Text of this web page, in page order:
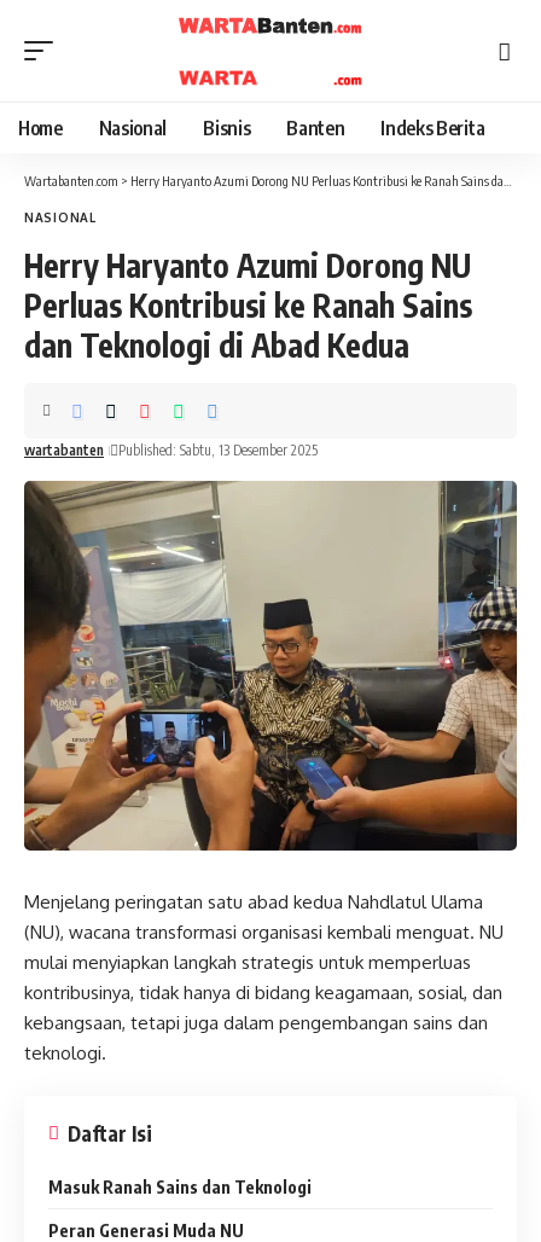
Home Nasional Bisnis Banten Indeks Berita
Wartabanten.com > Herry Haryanto Azumi Dorong NU Perluas Kontribusi ke Ranah Sains dan Teknologi di Abad Kedua
NASIONAL
Herry Haryanto Azumi Dorong NU
Perluas Kontribusi ke Ranah Sains
dan Teknologi di Abad Kedua
wartabanten Published: Sabtu, 13 Desember 2025
Menjelang peringatan satu abad kedua Nahdlatul Ulama
(NU), wacana transformasi organisasi kembali menguat. NU
mulai menyiapkan langkah strategis untuk memperluas
kontribusinya, tidak hanya di bidang keagamaan, sosial, dan
kebangsaan, tetapi juga dalam pengembangan sains dan
teknologi.
Daftar Isi
Masuk Ranah Sains dan Teknologi
Peran Generasi Muda NU